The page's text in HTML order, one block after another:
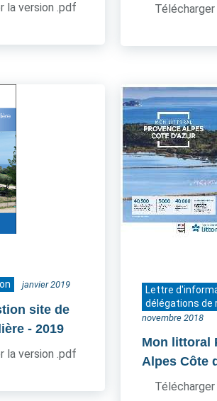
la version .pdf
janvier 2019
site de
- 2019
la version .pdf
Lettre
délégations de
novembre 2018
Mon littoral
Alpes Côte